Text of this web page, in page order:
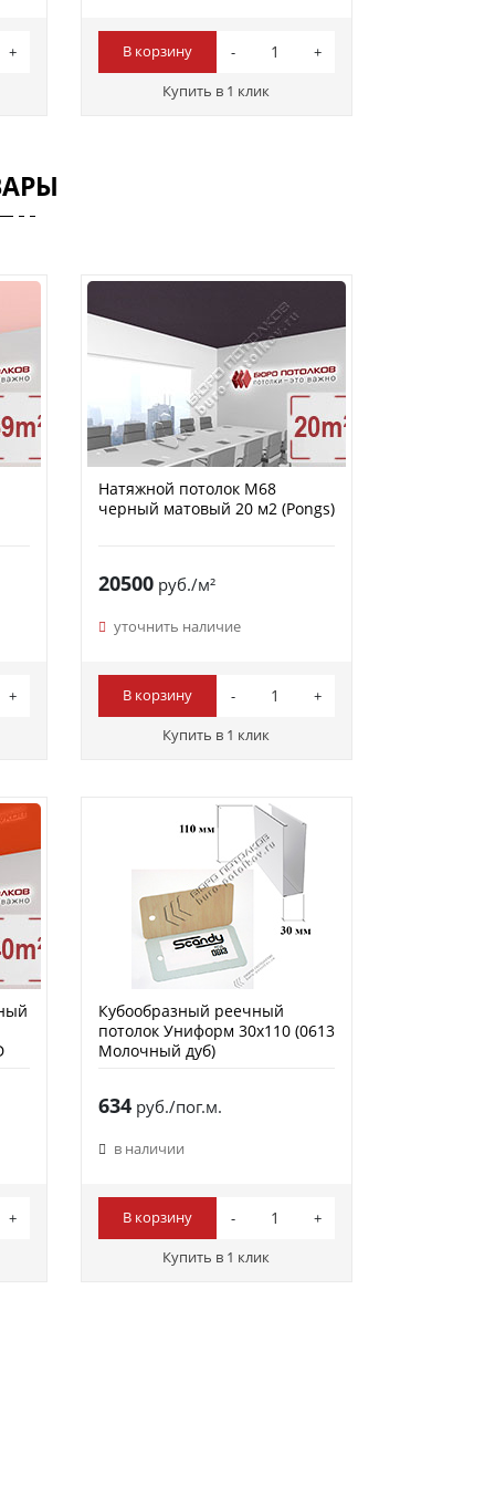
В корзину
Купить в 1 клик
Натяжной потолок M68
черный матовый 20 м2 (Pongs)
20500руб./м²
уточнить наличие
В корзину
Купить в 1 клик
Кубообразный реечный
потолок Униформ 30х110 (0613
Молочный дуб)
634руб./пог.м.
в наличии
В корзину
Купить в 1 клик